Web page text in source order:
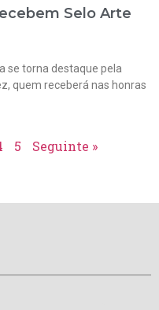
Selo Arte
se torna destaque pela
quem receberá nas honras
5 Seguinte »